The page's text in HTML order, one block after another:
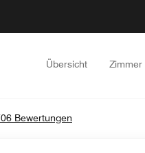
Übersicht Zimmer
Bewertungen